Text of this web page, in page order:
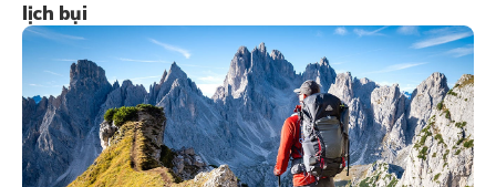
lịch bụi